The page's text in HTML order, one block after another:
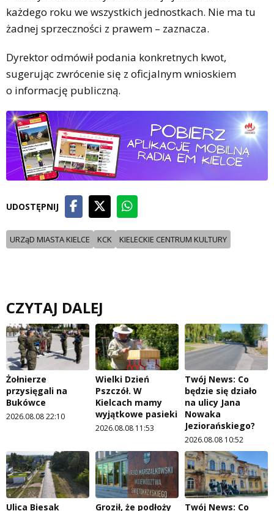
każdego roku we wszystkich jednostkach. Nie ma tu
żadnej sprzeczności z prawem – zaznacza.
Dyrektor odmówił podania konkretnych kwot,
sugerując zwrócenie się z oficjalnym wnioskiem
o informację publiczną.
UDOSTĘPNIJ
URZąD MIASTA KIELCE KCK KIELECKIE CENTRUM KULTURY
CZYTAJ DALEJ
Żołnierze
przysięgali na
Bukówce
2026.08.08 22:10
Wielki Dzień
Pszczół. W
Kielcach mamy
wyjątkowe pasieki
2026.08.08 11:53
Twój News: Co
będzie się działo
na ulicy Jana
Nowaka
Jeziorańskiego?
2026.08.08 10:52
Ulica Biesak Groził, że podłoży Twój News: Co